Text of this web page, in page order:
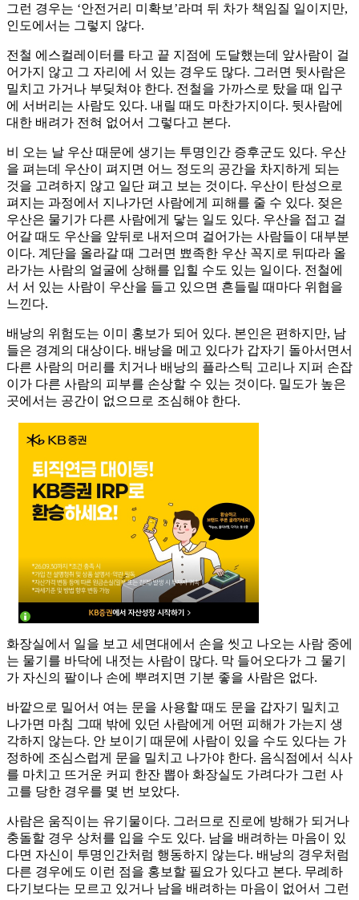
그런 경우는 ‘안전거리 미확보’라며 뒤 차가 책임질 일이지만,
인도에서는 그렇지 않다.
전철 에스컬레이터를 타고 끝 지점에 도달했는데 앞사람이 걸
어가지 않고 그 자리에 서 있는 경우도 많다. 그러면 뒷사람은
밀치고 가거나 부딪쳐야 한다. 전철을 가까스로 탔을 때 입구
에 서버리는 사람도 있다. 내릴 때도 마찬가지이다. 뒷사람에
대한 배려가 전혀 없어서 그렇다고 본다.
비 오는 날 우산 때문에 생기는 투명인간 증후군도 있다. 우산
을 펴는데 우산이 펴지면 어느 정도의 공간을 차지하게 되는
것을 고려하지 않고 일단 펴고 보는 것이다. 우산이 탄성으로
펴지는 과정에서 지나가던 사람에게 피해를 줄 수 있다. 젖은
우산은 물기가 다른 사람에게 닿는 일도 있다. 우산을 접고 걸
어갈 때도 우산을 앞뒤로 내저으며 걸어가는 사람들이 대부분
이다. 계단을 올라갈 때 그러면 뾰족한 우산 꼭지로 뒤따라 올
라가는 사람의 얼굴에 상해를 입힐 수도 있는 일이다. 전철에
서 서 있는 사람이 우산을 들고 있으면 흔들릴 때마다 위협을
느낀다.
배낭의 위험도는 이미 홍보가 되어 있다. 본인은 편하지만, 남
들은 경계의 대상이다. 배낭을 메고 있다가 갑자기 돌아서면서
다른 사람의 머리를 치거나 배낭의 플라스틱 고리나 지퍼 손잡
이가 다른 사람의 피부를 손상할 수 있는 것이다. 밀도가 높은
곳에서는 공간이 없으므로 조심해야 한다.
화장실에서 일을 보고 세면대에서 손을 씻고 나오는 사람 중에
는 물기를 바닥에 내젓는 사람이 많다. 막 들어오다가 그 물기
가 자신의 팔이나 손에 뿌려지면 기분 좋을 사람은 없다.
바깥으로 밀어서 여는 문을 사용할 때도 문을 갑자기 밀치고
나가면 마침 그때 밖에 있던 사람에게 어떤 피해가 가는지 생
각하지 않는다. 안 보이기 때문에 사람이 있을 수도 있다는 가
정하에 조심스럽게 문을 밀치고 나가야 한다. 음식점에서 식사
를 마치고 뜨거운 커피 한잔 뽑아 화장실도 가려다가 그런 사
고를 당한 경우를 몇 번 보았다.
사람은 움직이는 유기물이다. 그러므로 진로에 방해가 되거나
충돌할 경우 상처를 입을 수도 있다. 남을 배려하는 마음이 있
다면 자신이 투명인간처럼 행동하지 않는다. 배낭의 경우처럼
다른 경우에도 이런 점을 홍보할 필요가 있다고 본다. 무례하
다기보다는 모르고 있거나 남을 배려하는 마음이 없어서 그런